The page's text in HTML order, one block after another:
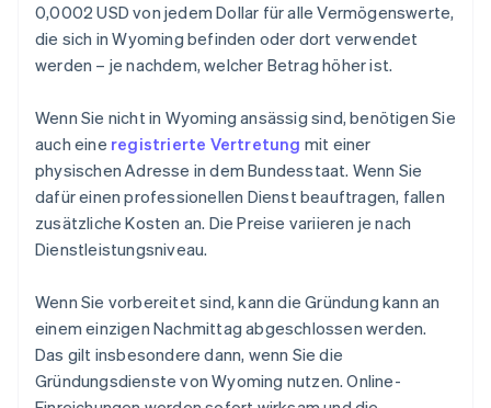
0,0002 USD von jedem Dollar für alle Vermögenswerte,
die sich in Wyoming befinden oder dort verwendet
werden – je nachdem, welcher Betrag höher ist.
Wenn Sie nicht in Wyoming ansässig sind, benötigen Sie
auch eine registrierte Vertretung mit einer
physischen Adresse in dem Bundesstaat. Wenn Sie
dafür einen professionellen Dienst beauftragen, fallen
zusätzliche Kosten an. Die Preise variieren je nach
Dienstleistungsniveau.
Wenn Sie vorbereitet sind, kann die Gründung kann an
einem einzigen Nachmittag abgeschlossen werden.
Das gilt insbesondere dann, wenn Sie die
Gründungsdienste von Wyoming nutzen. Online-